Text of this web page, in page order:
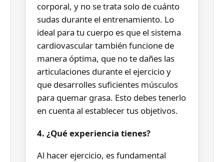
corporal, y no se trata solo de cuánto
sudas durante el entrenamiento. Lo
ideal para tu cuerpo es que el sistema
cardiovascular también funcione de
manera óptima, que no te dañes las
articulaciones durante el ejercicio y
que desarrolles suficientes músculos
para quemar grasa. Esto debes tenerlo
en cuenta al establecer tus objetivos.
4. ¿Qué experiencia tienes?
Al hacer ejercicio, es fundamental